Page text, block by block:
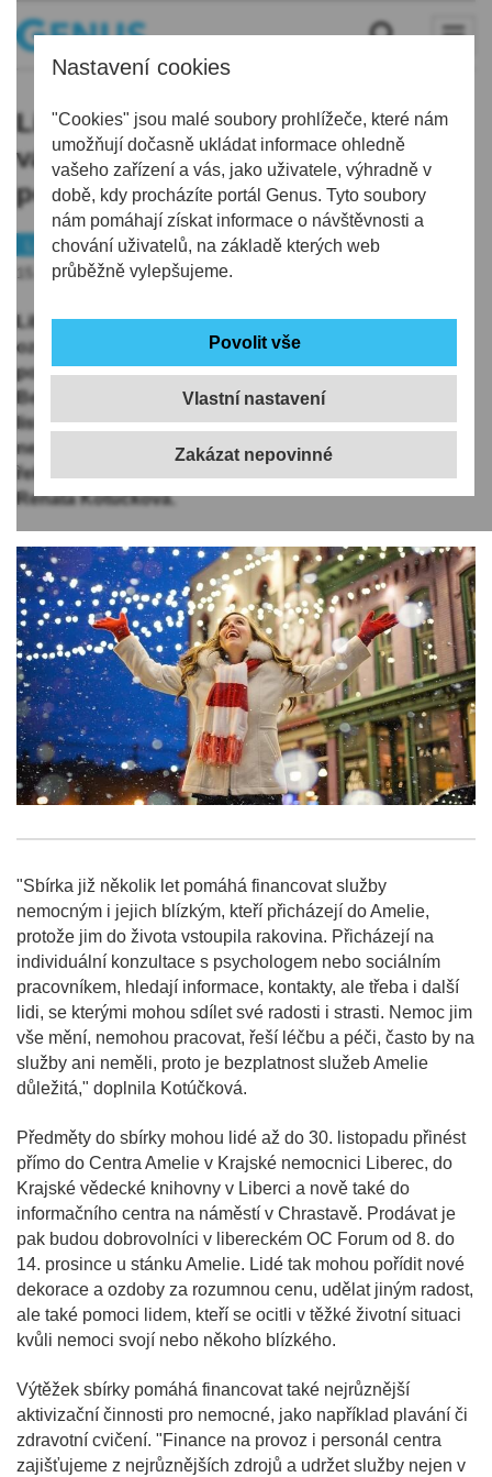
Nastavení cookies
"Cookies" jsou malé soubory prohlížeče, které nám
umožňují dočasně ukládat informace ohledně
vašeho zařízení a vás, jako uživatele, výhradně v
době, kdy procházíte portál Genus. Tyto soubory
nám pomáhají získat informace o návštěvnosti a
chování uživatelů, na základě kterých web
průběžně vylepšujeme.
Vlastní nastavení
Liberecké Centrum Amelie sbírá
vánoční ozdoby a dekorace na
pomoc nemocným
Charita
Liberec
15.10.2023 | 12:22
Liberecké Centrum Amelie znovu sbírá vánoční
ozdoby a dekorace, výtěžek z jejich prodeje pak
pomůže nemocným s rakovinou a jejich rodinám.
Benefiční sbírka se koná už popáté, končí 30.
listopadu. Zapojit se může každý, kdo daruje
nepotřebnou vánoční výzdobu, nebo ji pak nakoupí,
řekla ČTK sociální pracovnice Centra Amelie v Liberci
Renata Kotúčková.
"Sbírka již několik let pomáhá financovat služby
nemocným i jejich blízkým, kteří přicházejí do Amelie,
protože jim do života vstoupila rakovina. Přicházejí na
individuální konzultace s psychologem nebo sociálním
pracovníkem, hledají informace, kontakty, ale třeba i další
lidi, se kterými mohou sdílet své radosti i strasti. Nemoc jim
vše mění, nemohou pracovat, řeší léčbu a péči, často by na
služby ani neměli, proto je bezplatnost služeb Amelie
důležitá," doplnila Kotúčková.
Předměty do sbírky mohou lidé až do 30. listopadu přinést
přímo do Centra Amelie v Krajské nemocnici Liberec, do
Krajské vědecké knihovny v Liberci a nově také do
informačního centra na náměstí v Chrastavě. Prodávat je
pak budou dobrovolníci v libereckém OC Forum od 8. do
14. prosince u stánku Amelie. Lidé tak mohou pořídit nové
dekorace a ozdoby za rozumnou cenu, udělat jiným radost,
ale také pomoci lidem, kteří se ocitli v těžké životní situaci
kvůli nemoci svojí nebo někoho blízkého.
Výtěžek sbírky pomáhá financovat také nejrůznější
aktivizační činnosti pro nemocné, jako například plavání či
zdravotní cvičení. "Finance na provoz i personál centra
zajišťujeme z nejrůznějších zdrojů a udržet služby nejen v